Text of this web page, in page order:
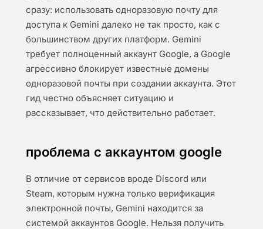
сразу: использовать одноразовую почту для
доступа к Gemini далеко не так просто, как с
большинством других платформ. Gemini
требует полноценный аккаунт Google, а Google
агрессивно блокирует известные домены
одноразовой почты при создании аккаунта. Этот
гид честно объясняет ситуацию и
рассказывает, что действительно работает.
проблема с аккаунтом google
В отличие от сервисов вроде Discord или
Steam, которым нужна только верификация
электронной почты, Gemini находится за
системой аккаунтов Google. Нельзя получить